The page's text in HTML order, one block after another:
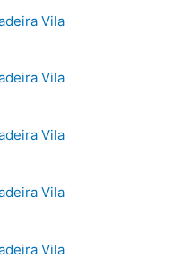
Vila
Vila
Vila
Vila
Vila